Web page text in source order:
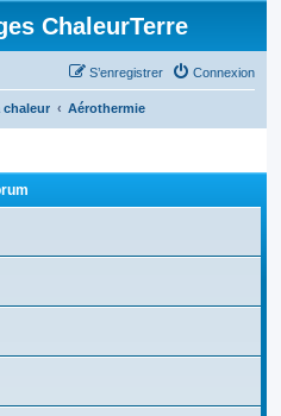
ChaleurTerre
Connexion
S’enregistrer
chaleur Aérothermie